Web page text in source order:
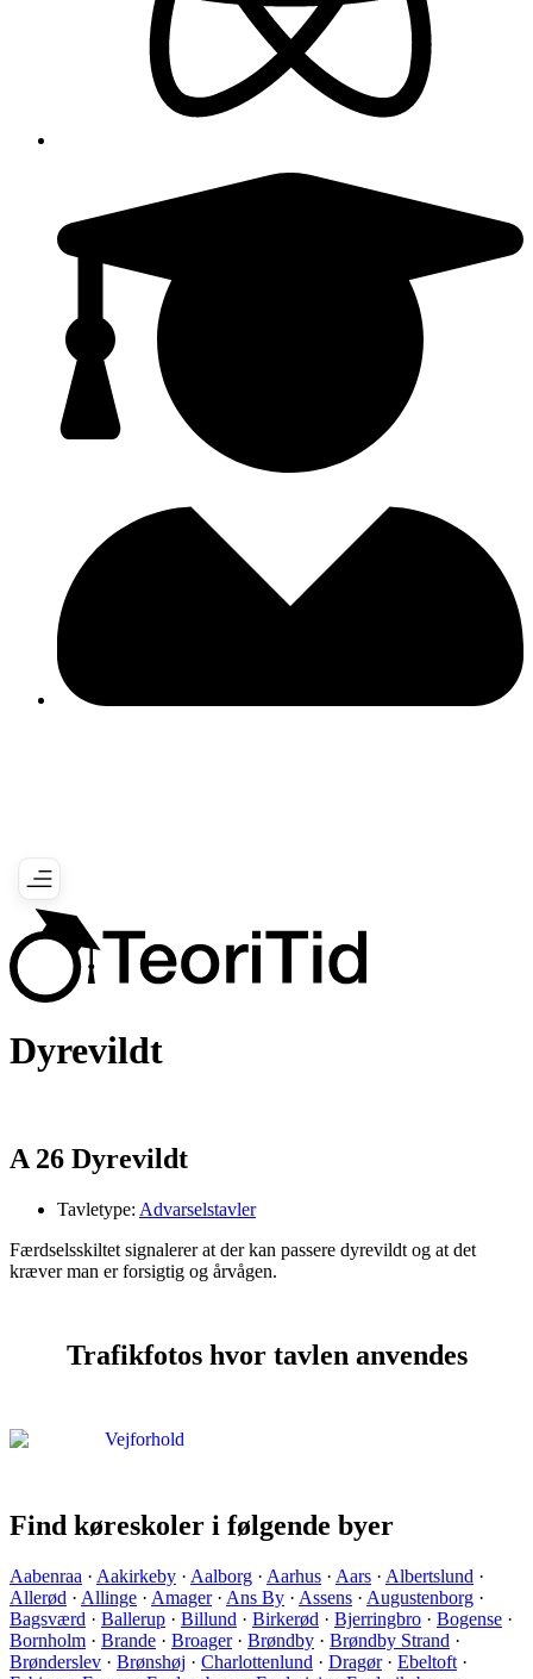
Dyrevildt
A 26 Dyrevildt
Tavletype: Advarselstavler
Færdselsskiltet signalerer at der kan passere dyrevildt og at det
kræver man er forsigtig og årvågen.
Trafikfotos hvor tavlen anvendes
Find køreskoler i følgende byer
Aabenraa · Aakirkeby · Aalborg · Aarhus · Aars · Albertslund ·
Allerød · Allinge · Amager· Ans By · Assens · Augustenborg ·
Bagsværd · Ballerup · Billund · Birkerød · Bjerringbro · Bogense ·
Bornholm · Brande · Broager· Brøndby · Brøndby Strand ·
Brønderslev · Brønshøj · Charlottenlund · Dragør· Ebeltoft ·